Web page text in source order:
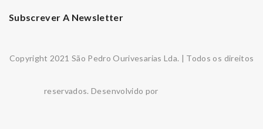
Subscrever A Newsletter
Copyright 2021 São Pedro Ourivesarias Lda. | Todos os direitos
reservados. Desenvolvido por